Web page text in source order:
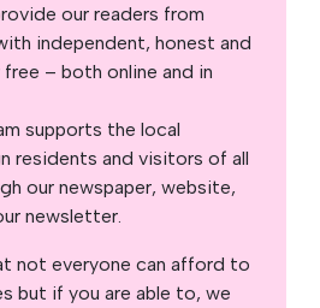
our readers from
independent, honest and
– both online and in
supports the local
residents and visitors of all
our newspaper, website,
newsletter.
not everyone can afford to
but if you are able to, we